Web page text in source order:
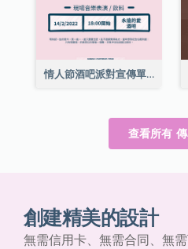
情人節酒吧派對宣傳單張
查看所有
創建精美的設計
無需信用卡、無需合同、無